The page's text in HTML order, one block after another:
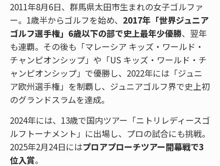
2011年8月6日、群馬県太田市生まれの女子ゴルファ
ー。1歳半からゴルフを始め、 2017年「世界ジュニア
ゴルフ選手権」6歳以下の部で史上最年少優勝、翌年
も連覇。その後も「マレーシア キッズ・ワールド・
チャンピオンシップ」や「US キッズ・ワールド・チ
ャンピオンシップ」で優勝し、2022年には「ジュニ
ア欧州選手権」を制覇し、ジュニアゴルフ界で史上初
のグランドスラムを達成。
2024年には、13歳で国内ツアー「ニトリレディースゴ
ルフトーナメント」に出場し、プロの試合にも挑戦。
2025年2月24日にはプロアプローチツアー開幕戦で3
位入賞。